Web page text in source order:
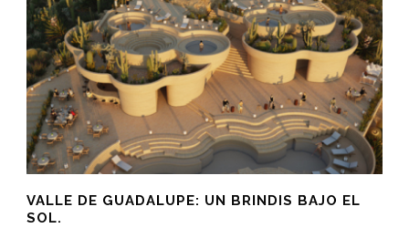
VALLE DE GUADALUPE: UN BRINDIS BAJO EL
SOL.